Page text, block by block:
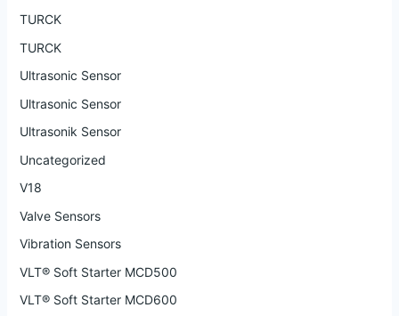
TURCK
TURCK
Ultrasonic Sensor
Ultrasonic Sensor
Ultrasonik Sensor
Uncategorized
V18
Valve Sensors
Vibration Sensors
VLT® Soft Starter MCD500
VLT® Soft Starter MCD600